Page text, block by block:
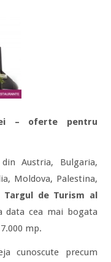
– oferte pentru
Austria, Bulgaria,
Moldova, Palestina,
Targul de Turism al
data cea mai bogata
mp.
cunoscute precum